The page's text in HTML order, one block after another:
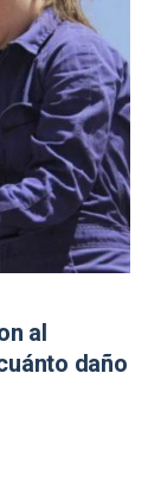
al
daño